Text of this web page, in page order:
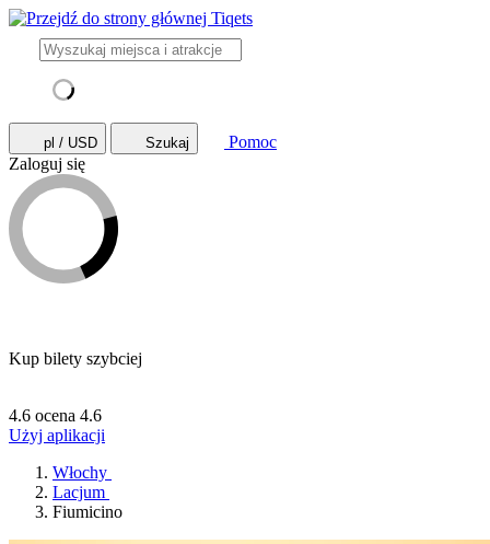
pl / USD Szukaj
Pomoc
Zaloguj się
Kup bilety szybciej
4.6 ocena 4.6
Użyj aplikacji
Włochy
Lacjum
Fiumicino